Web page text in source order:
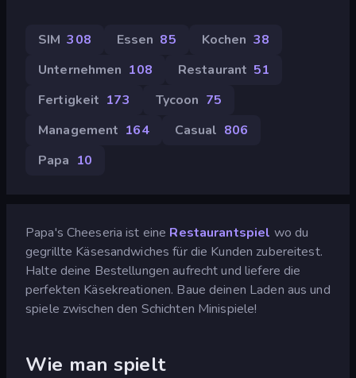
SIM 308 Essen 85 Kochen 38
Unternehmen 108 Restaurant 51
Fertigkeit 173 Tycoon 75
Management 164 Casual 806
Papa 10
Papa's Cheeseria ist eine Restaurantspiel wo du
gegrillte Käsesandwiches für die Kunden zubereitest.
Halte deine Bestellungen aufrecht und liefere die
perfekten Käsekreationen. Baue deinen Laden aus und
spiele zwischen den Schichten Minispiele!
Wie man spielt